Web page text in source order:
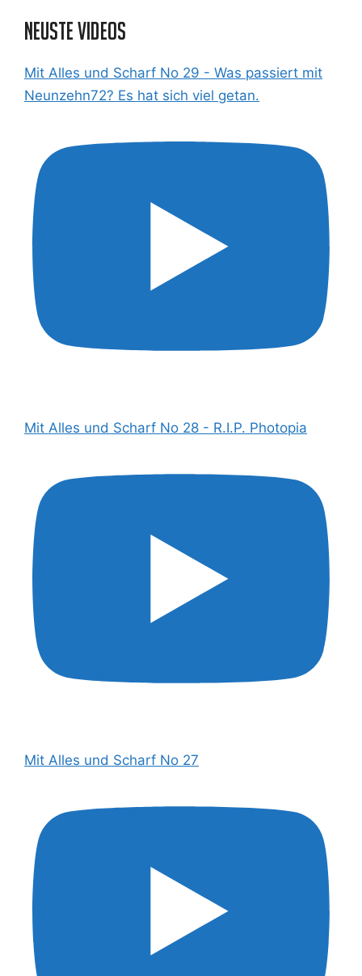
Neuste Videos
Mit Alles und Scharf No 29 - Was passiert mit
Neunzehn72? Es hat sich viel getan.
Mit Alles und Scharf No 28 - R.I.P. Photopia
Mit Alles und Scharf No 27